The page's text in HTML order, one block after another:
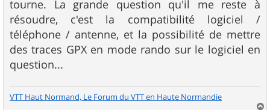
tourne. La grande question qu'il me reste à
résoudre, c'est la compatibilité logiciel /
téléphone / antenne, et la possibilité de mettre
des traces GPX en mode rando sur le logiciel en
question...
VTT Haut Normand, Le Forum du VTT en Haute Normandie